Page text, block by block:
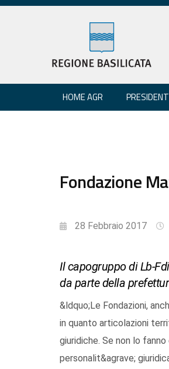
HOME AGR
Fondazione
28 Febbraio 2017
Il capogruppo di Lb-
da parte della
&ldquo;Le Fondazioni,
in quanto articolazioni
giuridiche. Se non lo
personalit&agrave;